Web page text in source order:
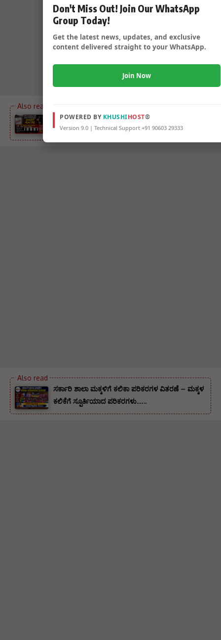
ನಕಲಿ ಅಂಕಪಟ್ಟಿ ನೀಡಿ ಸರ್ಕಾರಿ ನೌಕರಿ ಪಡೆದ ನಾಲ್ವರಿಗೆ ಜೈಲು
ಶಿಕ್ಷೆ – DC ದೂರಿನ ಹಿನ್ನಲೆ ನ್ಯಾಯಾಲಯದಿಂದ ಆದೇಶ…..
ಸರ್ಕಾರಿ ಶಾಲಾ ಮಕ್ಕಳಿಗೆ ಕಲಿಕಾ ಪರಿಕರಗಳ ವಿತರಣೆ – ಮಕ್ಕಳ
ಕಲಿಕೆಗೆ ಸ್ಪೂರ್ತಿಯಾದ ಪರಿಕರಗಳು…..
Don't Miss Out! Join Our WhatsApp
Group Today!
Get the latest news, updates, and exclusive
content delivered straight to your WhatsApp.
Join Now
POWERED BY KHUSHIHOST®
Version 9.0 | Technical Support +91 90603 29333